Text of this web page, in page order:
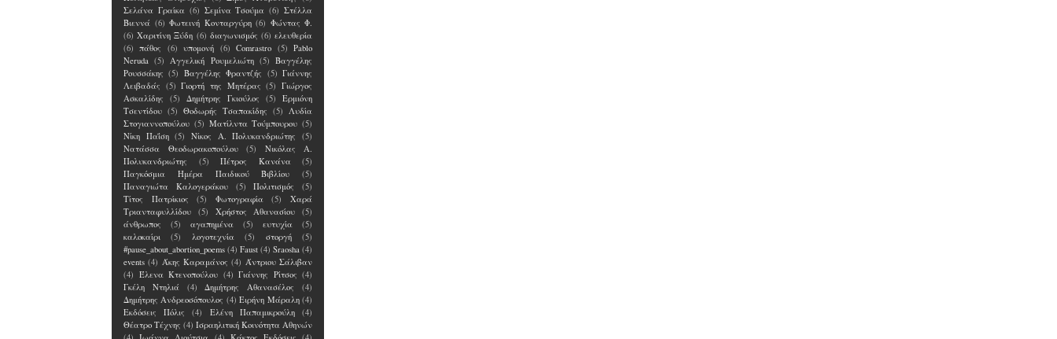
Σελάνα Γραίκα (6) Σεμίνα Τσούμα (6) Στέλλα
Βιεννά (6) Φωτεινή Κονταργύρη (6) Φώντας Φ.
(6) Χαριτίνη Ξύδη (6) διαγωνισμός (6) ελευθερία
(6)
πάθος (6) υπομονή (6) Comrastro (5) Pablo
Neruda (5) Αγγελική Ρουμελιώτη (5) Βαγγέλης
Ρουσσάκης (5) Βαγγέλης Φραντζής (5) Γιάννης
Λειβαδάς (5) Γιορτή της Μητέρας (5) Γιώργος
Ασκαλίδης
(5) Δημήτρης Γκιούλος (5)
Ερμιόνη
Τσεντίδου (5) Θοδωρής Τσαπακίδης (5) Λυδία
Στογιαννοπούλου (5) Ματίλντα Τούμπουρου (5)
Νίκη Παΐση (5) Νίκος Α. Πολυκανδριώτης
(5)
Νατάσσα Θεοδωρακοπούλου
(5)
Νικόλας Α.
Πολυκανδριώτης
(5) Πέτρος Κανάνα
(5)
Παγκόσμια Ημέρα Παιδικού Βιβλίου
(5)
Παναγιώτα Καλογεράκου
(5) Πολιτισμός
(5)
Τίτος Πατρίκιος
(5) Φωτογραφία (5)
Χαρά
Τριανταφυλλίδου
(5) Χρήστος Αθανασίου
(5)
άνθρωπος
(5) αγαπημένα (5) ευτυχία
(5)
καλοκαίρι
(5) λογοτεχνία (5) στοργή
(5)
#pause_about_abortion_poems (4) Faust (4) Sraosha (4)
events (4) Άκης Καραμάνος (4) Άντριου Σάλιβαν
(4) Έλενα Kτενοπούλου (4) Γιάννης Ρίτσος (4)
Γκέλη Ντηλιά
(4) Δημήτρης Αθανασέλος
(4)
Δημήτρης Ανδρεοσόπουλος (4) Ειρήνη Μάραλη (4)
Εκδόσεις Πόλις
(4) Ελένη Παπαμικρούλη
(4)
Θέατρο Τέχνης (4) Ισραηλιτική Κοινότητα Αθηνών